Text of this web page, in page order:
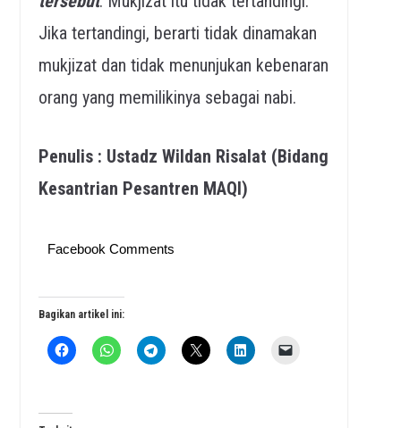
Jika tertandingi, berarti tidak dinamakan
mukjizat dan tidak menunjukan kebenaran
orang yang memilikinya sebagai nabi.
Penulis : Ustadz Wildan Risalat (Bidang
Kesantrian Pesantren MAQI)
Facebook Comments
Bagikan artikel ini: